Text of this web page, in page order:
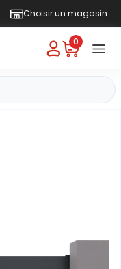
Choisir un magasin
0